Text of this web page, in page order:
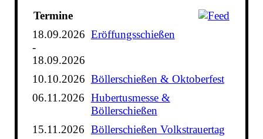
Termine
18.09.2026
-
18.09.2026
Eröffungsschießen
10.10.2026 Böllerschießen & Oktoberfest
06.11.2026 Hubertusmesse &
Böllerschießen
15.11.2026 Böllerschießen Volkstrauertag